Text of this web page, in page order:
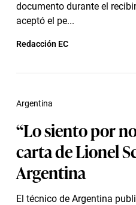
documento durante el
aceptó el pe...
Redacción EC
“Lo siento por
carta de Lionel
Argentina
El técnico de Argentina
Argentina